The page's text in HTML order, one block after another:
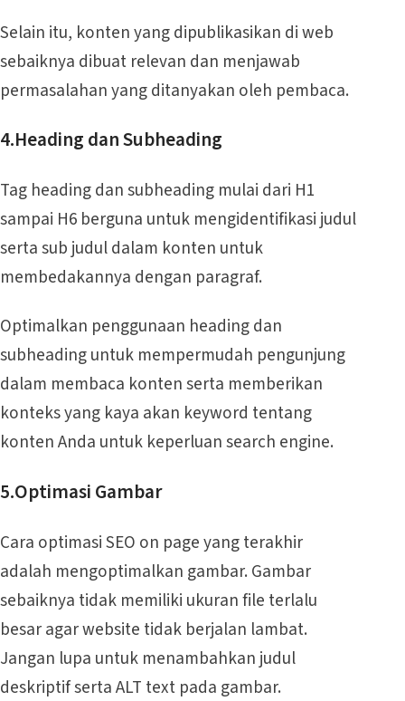
Selain itu, konten yang dipublikasikan di web
sebaiknya dibuat relevan dan menjawab
permasalahan yang ditanyakan oleh pembaca.
4.Heading dan Subheading
Tag heading dan subheading mulai dari H1
sampai H6 berguna untuk mengidentifikasi judul
serta sub judul dalam konten untuk
membedakannya dengan paragraf.
Optimalkan penggunaan heading dan
subheading untuk mempermudah pengunjung
dalam membaca konten serta memberikan
konteks yang kaya akan keyword tentang
konten Anda untuk keperluan search engine.
5.Optimasi Gambar
Cara optimasi SEO on page yang terakhir
adalah mengoptimalkan gambar. Gambar
sebaiknya tidak memiliki ukuran file terlalu
besar agar website tidak berjalan lambat.
Jangan lupa untuk menambahkan judul
deskriptif serta ALT text pada gambar.